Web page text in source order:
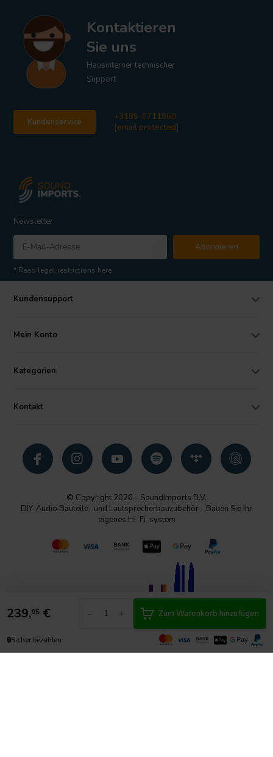
239,95 € Zum Warenkorb hinzufügen
🔒Sicher bezahlen
Kontaktieren
Sie uns
Hausinterner technischer
Support
Kundenservice
+3185-0711860
[email protected]
Newsletter
Abonnieren
* Read legal restrictions here
Kundensupport
Mein Konto
Kategorien
Kontakt
© Copyright 2026 - SoundImports B.V.
DIY-Audio Bauteile- und Lautsprecherbauzubehör - Bauen Sie Ihr
eigenes Hi-Fi-system